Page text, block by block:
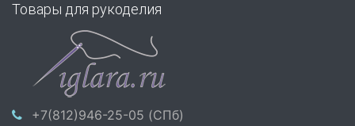
Товары для рукоделия
+7(812)946-25-05 (СПб)